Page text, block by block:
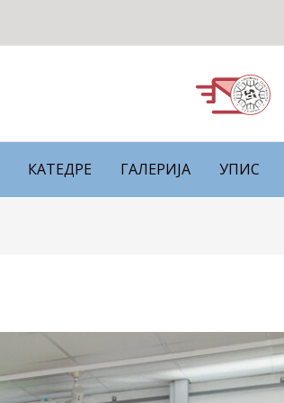
КАТЕДРЕ ГАЛЕРИЈА УПИС